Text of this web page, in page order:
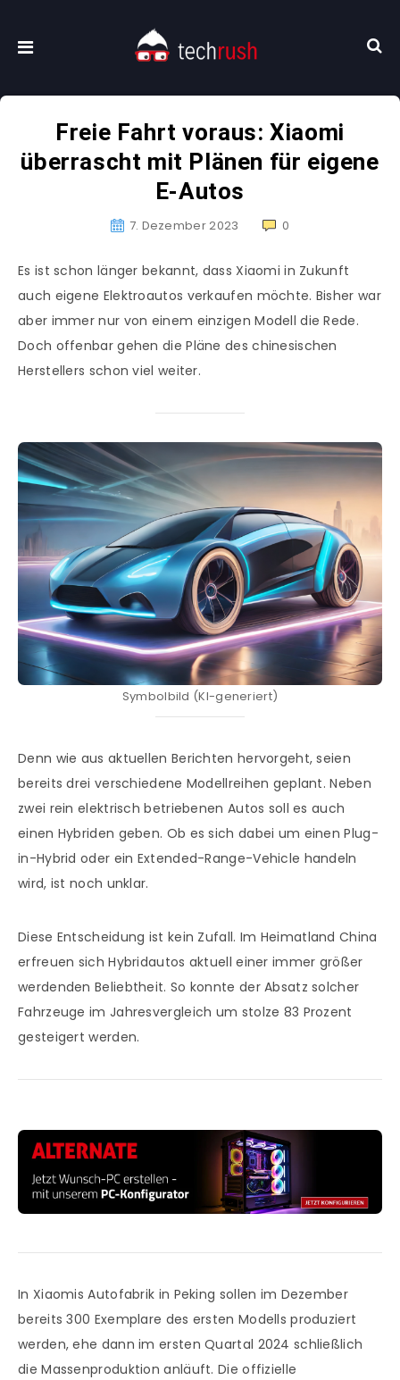
Freie Fahrt voraus: Xiaomi
überrascht mit Plänen für eigene
E-Autos
7. Dezember 2023 0
Es ist schon länger bekannt, dass Xiaomi in Zukunft
auch eigene Elektroautos verkaufen möchte. Bisher war
aber immer nur von einem einzigen Modell die Rede.
Doch offenbar gehen die Pläne des chinesischen
Herstellers schon viel weiter.
Symbolbild (KI-generiert)
Denn wie aus aktuellen Berichten hervorgeht, seien
bereits drei verschiedene Modellreihen geplant. Neben
zwei rein elektrisch betriebenen Autos soll es auch
einen Hybriden geben. Ob es sich dabei um einen Plug-
in-Hybrid oder ein Extended-Range-Vehicle handeln
wird, ist noch unklar.
Diese Entscheidung ist kein Zufall. Im Heimatland China
erfreuen sich Hybridautos aktuell einer immer größer
werdenden Beliebtheit. So konnte der Absatz solcher
Fahrzeuge im Jahresvergleich um stolze 83 Prozent
gesteigert werden.
In Xiaomis Autofabrik in Peking sollen im Dezember
bereits 300 Exemplare des ersten Modells produziert
werden, ehe dann im ersten Quartal 2024 schließlich
die Massenproduktion anläuft. Die offizielle